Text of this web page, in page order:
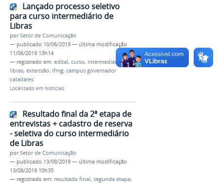
Lançado processo seletivo
para curso intermediário de
Libras
porSetor de Comunicação
— publicado 10/06/2019 — última modificação
11/06/2019 13h14
— registrado em: edital, curso, intermediário,
libras, extensão, ifmg, campus governador
valadares
Localizado em Notícias
Resultado final da 2ª etapa de
entrevistas + cadastro de reserva
- seletiva do curso intermediário
de Libras
porSetor de Comunicação
— publicado 13/08/2019 — última modificação
13/08/2019 10h35
— registrado em: resultado final, segunda etapa,